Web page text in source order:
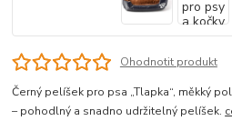
Ohodnotit produkt
Černý pelíšek pro psa „Tlapka“, měkký
– pohodlný a snadno udržitelný pelíšek.